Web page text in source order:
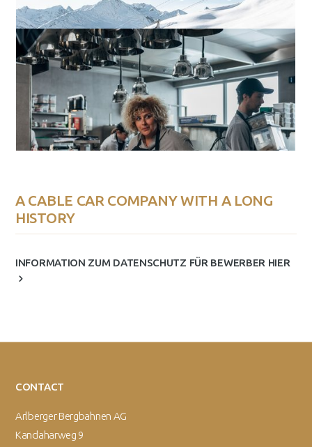
A CABLE CAR COMPANY WITH A LONG
HISTORY
INFORMATION ZUM DATENSCHUTZ FÜR BEWERBER HIER
CONTACT
Arlberger Bergbahnen AG
Kandaharweg 9